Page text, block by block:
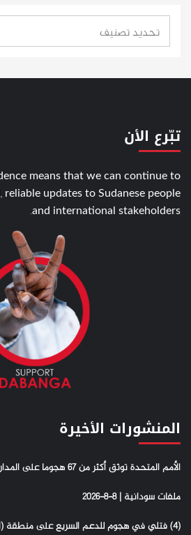
تبّرع الأن
means that we can continue to
updates to Sudanese people
and international stakeholders.
المنشورات الأخيرة
الأمم المتحدة توثق أكثر من 67 هجوما على المدارس في السودان
ملفات سودانية | 8-8-2026
(4) فتلي في هجوم للدعم السريع على منطقة (التميد) شمال كردفان